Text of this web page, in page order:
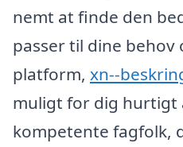
nemt at finde den
passer til dine behov
platform, xn--
muligt for dig hurtigt
kompetente fagfolk,